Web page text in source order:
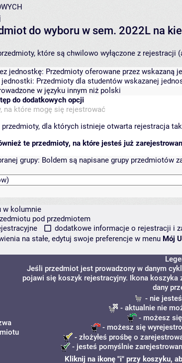
do wyboru w sem. 2022L na
które są chwilowo wyłączone z rejestracji
jednostkę: Przedmioty oferowane przez wskazaną
jednostki: Przedmioty dla studentów wskazanej
w języku innym niż polski
do dodatkowych opcji
na które mogę się rejestrować
dla których istnieje otwarta rejestracja
te przedmioty, na które jesteś już
grupy: Boldem są napisane grupy przedmiotów
w kolumnie
pod przedmiotem
dodatkowe informacje o rejestracji i
na stałe, edytuj swoje preferencje w menu Mój
Jeśli przedmiot jest prowadzony w danym
pojawi się koszyk rejestracyjny. Ikona
dany
- nie
- aktualnie nie
- możesz
- możesz się
- złożyłeś prośbę o
- jesteś pomyślnie
Kliknij na ikonę "i" przy koszyku,